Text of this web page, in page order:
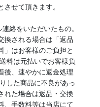
せて頂きます。
絡をいただいたもの。
換される場合は「返品
」はお客様のご負担と
料は元払いでお客様負
後、速やかに返金処理
した商品に不良があっ
れた場合は返品・交換
、手数料等は当店にて